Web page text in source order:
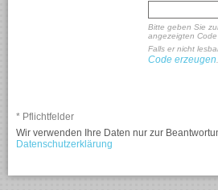
Bitte geben Sie
angezeigten
Falls er nicht
Code erzeugen
* Pflichtfelder
Wir verwenden Ihre Daten nur zur
Datenschutzerklärung